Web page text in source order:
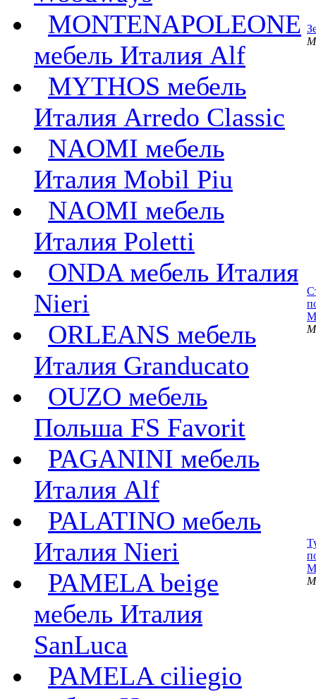
MONTENAPOLEONE
мебель Италия Alf
MYTHOS мебель
Италия Arredo Classic
NAOMI мебель
Италия Mobil Piu
NAOMI мебель
Италия Poletti
ONDA мебель Италия
Nieri
ORLEANS мебель
Италия Granducato
OUZO мебель
Польша FS Favorit
PAGANINI мебель
Италия Alf
PALATINO мебель
Италия Nieri
PAMELA beige
мебель Италия
SanLuca
PAMELA ciliegio